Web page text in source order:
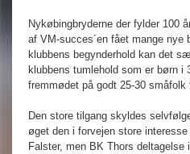
Nykøbingbryderne der fylder 100
af VM-succes´en fået mange
klubbens begynderhold kan det
klubbens tumlehold som er børn i
fremmødet på godt 25-30 småfolk
Den store tilgang skyldes
øget den i forvejen store
Falster, men BK Thors